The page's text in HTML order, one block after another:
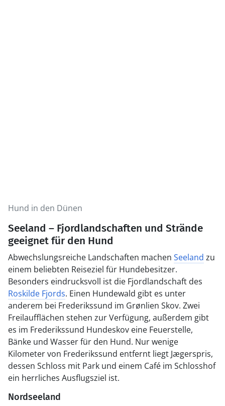
Hund in den Dünen
Seeland – Fjordlandschaften und Strände
geeignet für den Hund
Abwechslungsreiche Landschaften machen Seeland zu
einem beliebten Reiseziel für Hundebesitzer.
Besonders eindrucksvoll ist die Fjordlandschaft des
Roskilde Fjords. Einen Hundewald gibt es unter
anderem bei Frederikssund im Grønlien Skov. Zwei
Freilaufflächen stehen zur Verfügung, außerdem gibt
es im Frederikssund Hundeskov eine Feuerstelle,
Bänke und Wasser für den Hund. Nur wenige
Kilometer von Frederikssund entfernt liegt Jægerspris,
dessen Schloss mit Park und einem Café im Schlosshof
ein herrliches Ausflugsziel ist.
Nordseeland